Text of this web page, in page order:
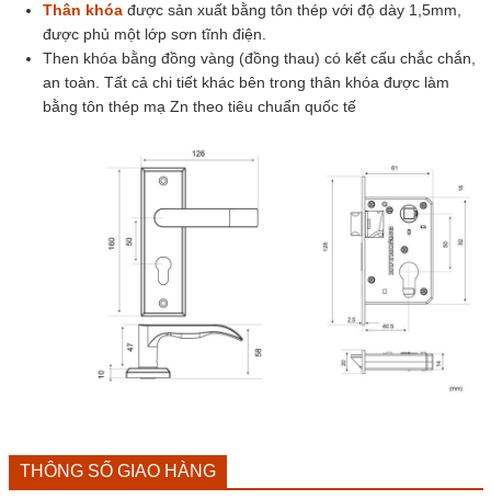
Thân khóađược sản xuất bằng tôn thép với độ dày 1,5mm,
được phủ một lớp sơn tĩnh điện.
Then khóa bằng đồng vàng (đồng thau) có kết cấu chắc chắn,
an toàn. Tất cả chi tiết khác bên trong thân khóa được làm
bằng tôn thép mạ Zn theo tiêu chuẩn quốc tế
THÔNG SỐ GIAO HÀNG